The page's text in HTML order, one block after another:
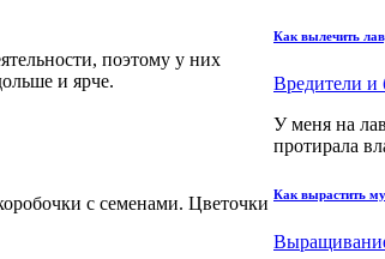
поэтому у них
и ярче.
с семенами. Цветочки
Как вылечить
Вредители и
У меня на
протирала
Как вырастить